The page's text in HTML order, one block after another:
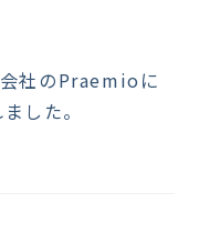
社のPraemioに
した。